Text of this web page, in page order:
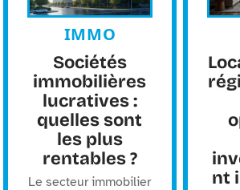
IMMO
Sociétés
immobilières
lucratives :
quelles sont
les plus
rentables ?
Le secteur immobilier
nt